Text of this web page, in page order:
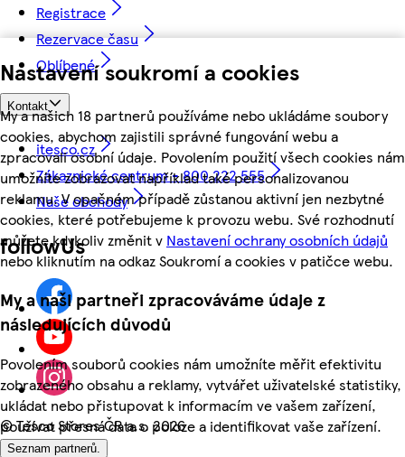
Nastavení soukromí a cookies
My a našich 18 partnerů používáme nebo ukládáme soubory
cookies, abychom zajistili správné fungování webu a
zpracovali osobní údaje. Povolením použití všech cookies nám
umožníte zobrazovat například také personalizovanou
reklamu. V opačném případě zůstanou aktivní jen nezbytné
cookies, které potřebujeme k provozu webu. Své rozhodnutí
můžete kdykoliv změnit v Nastavení ochrany osobních údajů
nebo kliknutím na odkaz Soukromí a cookies v patičce webu.
My a naši partneři zpracováváme údaje z
následujících důvodů
Povolením souborů cookies nám umožníte měřit efektivitu
zobrazeného obsahu a reklamy, vytvářet uživatelské statistiky,
ukládat nebo přistupovat k informacím ve vašem zařízení,
používat přesná data o poloze a identifikovat vaše zařízení.
Seznam partnerů.
Registrace
Rezervace času
Oblíbené
Kontakt
itesco.cz
Zákaznické centrum - 800 222 555
Naše obchody
followUs
©Tesco Stores ČR a.s. 2026